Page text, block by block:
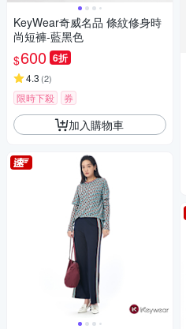
KeyWear奇威名品 條紋修身時
尚短褲-藍黑色
$600 6折
4.3 (2)
限時下殺 券
加入購物車